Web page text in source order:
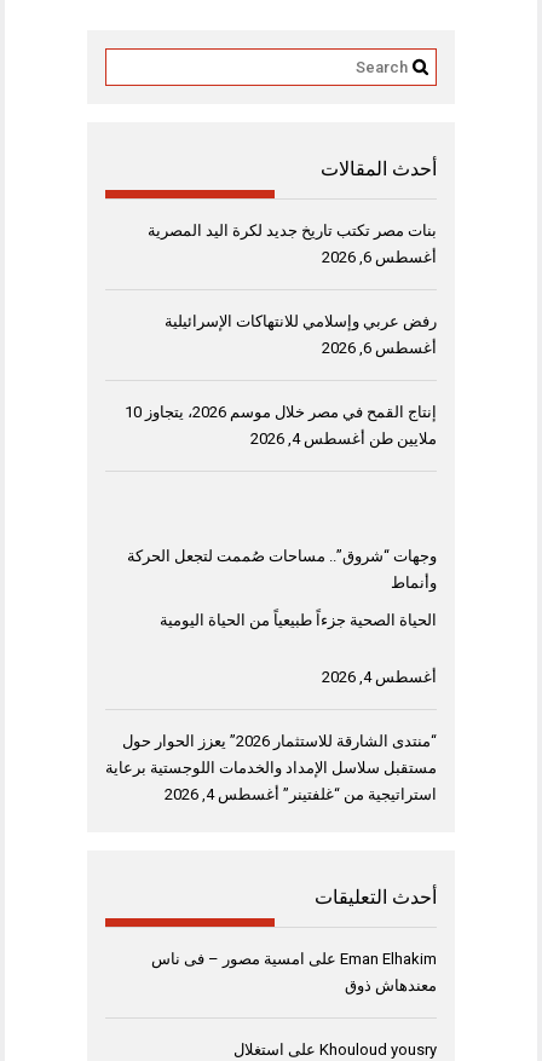
أحدث المقالات
بنات مصر تكتب تاريخ جديد لكرة اليد المصرية
أغسطس 6, 2026
رفض عربي وإسلامي للانتهاكات الإسرائيلية
أغسطس 6, 2026
إنتاج القمح في مصر خلال موسم 2026، يتجاوز 10
ملايين طن أغسطس 4, 2026
وجهات “شروق”.. مساحات صُممت لتجعل الحركة
وأنماط
الحياة الصحية جزءاً طبيعياً من الحياة اليومية
أغسطس 4, 2026
“منتدى الشارقة للاستثمار 2026” يعزز الحوار حول
مستقبل سلاسل الإمداد والخدمات اللوجستية برعاية
استراتيجية من “غلفتينر” أغسطس 4, 2026
أحدث التعليقات
Eman Elhakim على امسية مصور – فى ناس
معندهاش ذوق
Khouloud yousry على استغلال